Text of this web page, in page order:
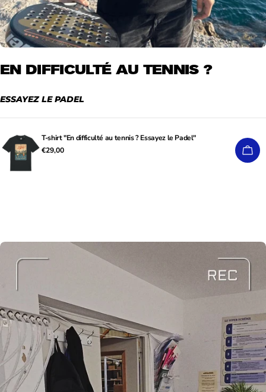
EN DIFFICULTÉ AU TENNIS ?
ESSAYEZ LE PADEL
T-shirt "En difficulté au tennis ? Essayez le Padel"
Prix
€29,00